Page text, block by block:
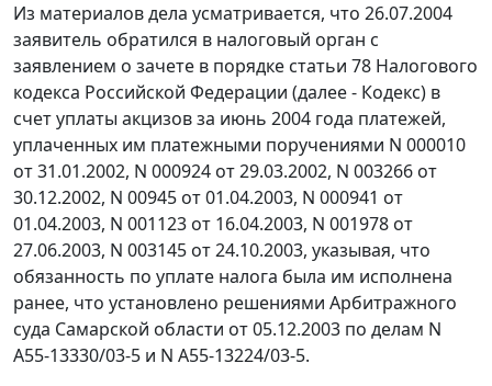
Из материалов дела усматривается, что 26.07.2004
заявитель обратился в налоговый орган с
заявлением о зачете в порядке статьи 78 Налогового
кодекса Российской Федерации (далее - Кодекс) в
счет уплаты акцизов за июнь 2004 года платежей,
уплаченных им платежными поручениями N 000010
от 31.01.2002, N 000924 от 29.03.2002, N 003266 от
30.12.2002, N 00945 от 01.04.2003, N 000941 от
01.04.2003, N 001123 от 16.04.2003, N 001978 от
27.06.2003, N 003145 от 24.10.2003, указывая, что
обязанность по уплате налога была им исполнена
ранее, что установлено решениями Арбитражного
суда Самарской области от 05.12.2003 по делам N
А55-13330/03-5 и N А55-13224/03-5.